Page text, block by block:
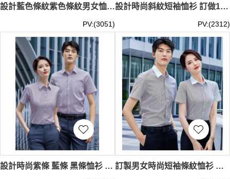
設計藍色條紋紫色條紋男女恤衫 訂製男女商務恤衫 珠寶首飾業 百貨零售業 美容美髮業 零售業 聚酯纖維55.8% 粘纖44.5% MIZIQI8230 SKR086
PV:(3051)
設計時尚斜紋短袖恤衫 訂做10色男女裝斜紋恤衫 女款修身顯瘦 男版商務微修 銀行經理 大學畢業恤衫 商業公司 建筑公司職員 聚酯纖維59.4% 棉40.6% MIZIQI6230 SKR083
PV:(2312)
設計時尚紫條 藍條 黑條恤衫 訂製3色條紋短袖恤衫 男版商務微修 女版修身顯瘦 學校社團 珠寶首飾業 百貨零售業 美容美髮業 零售業 聚酯纖維57.9% 棉42.1% MIZIQI3233 SKR082 訂製男女時尚短袖條紋恤衫 設計藍條和黑條條紋恤衫 銀行 保險 高級行政人員 地產業 物業管理業 聚酯纖維57.9% 棉42.1% MIZIQI3231 SKR079